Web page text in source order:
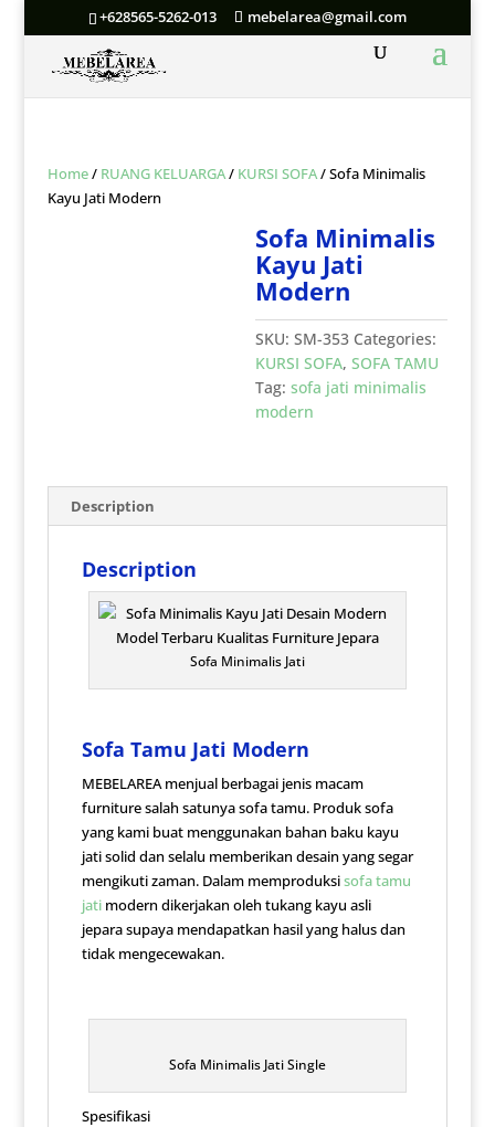
+628565-5262-013 mebelarea@gmail.com
Home/ RUANG KELUARGA/ KURSI SOFA/ Sofa Minimalis
Kayu Jati Modern
Sofa Minimalis
Kayu Jati
Modern
SKU:SM-353 Categories:
KURSI SOFA,SOFA TAMU
Tag:sofa jati minimalis
modern
Description
Description
Sofa Minimalis Jati
Sofa Tamu Jati Modern
MEBELAREA menjual berbagai jenis macam
furniture salah satunya sofa tamu. Produk sofa
yang kami buat menggunakan bahan baku kayu
jati solid dan selalu memberikan desain yang segar
mengikuti zaman. Dalam memproduksisofa tamu
jatimodern dikerjakan oleh tukang kayu asli
jepara supaya mendapatkan hasil yang halus dan
tidak mengecewakan.
Sofa Minimalis Jati Single
Spesifikasi